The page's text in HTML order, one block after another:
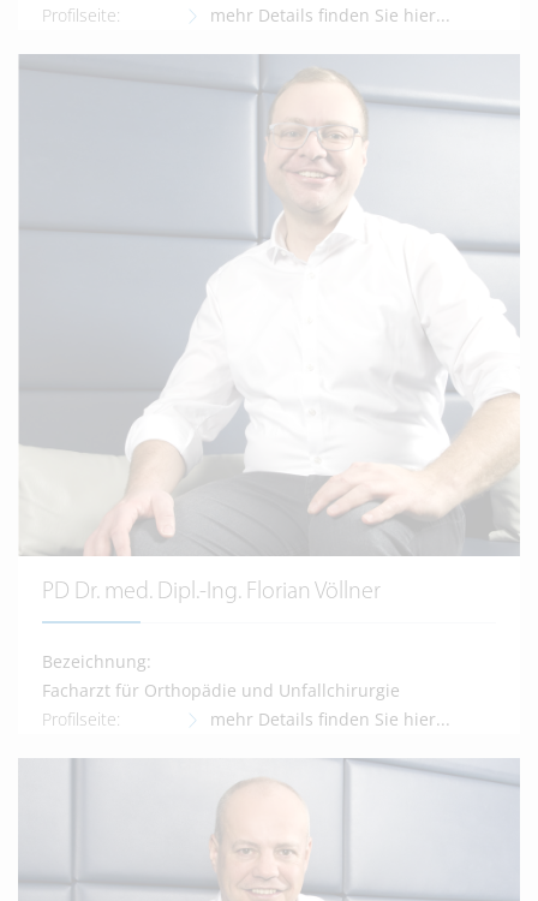
Profilseite:
mehr Details finden Sie hier...
PD Dr. med. Dipl.-Ing. Florian Völlner
Bezeichnung:
Facharzt für Orthopädie und Unfallchirurgie
Profilseite:
mehr Details finden Sie hier...